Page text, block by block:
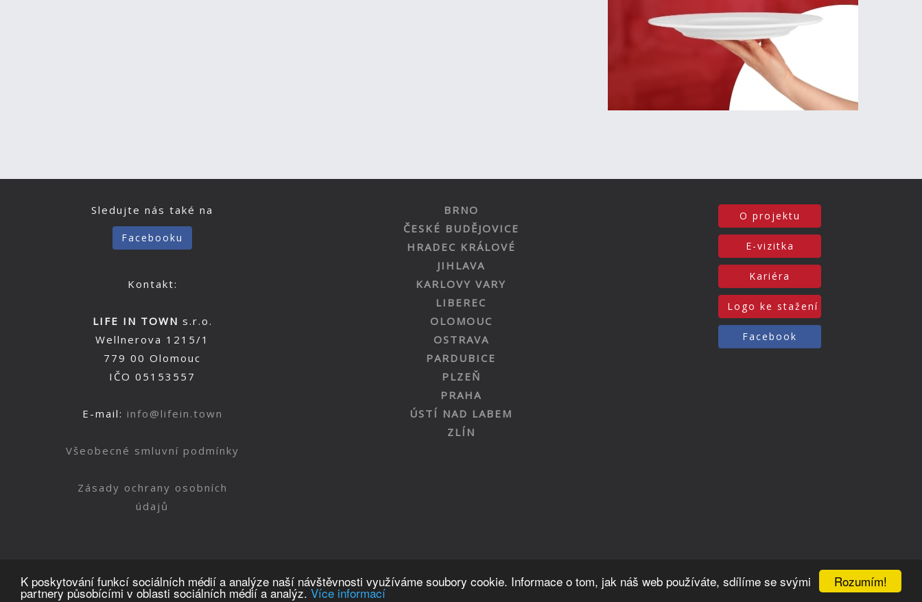
Rozumím!
K poskytování funkcí sociálních médií a analýze naší návštěvnosti využíváme soubory cookie. Informace o tom, jak náš web používáte, sdílíme se svými
partnery působícími v oblasti sociálních médií a analýz. Více informací
Sledujte nás také na
Facebooku
Kontakt:
LIFE IN TOWN s.r.o.
Wellnerova 1215/1
779 00 Olomouc
IČO 05153557
E-mail: info@lifein.town
Všeobecné smluvní podmínky
Zásady ochrany osobních
údajů
BRNO
ČESKÉ BUDĚJOVICE
HRADEC KRÁLOVÉ
JIHLAVA
KARLOVY VARY
LIBEREC
OLOMOUC
OSTRAVA
PARDUBICE
PLZEŇ
PRAHA
ÚSTÍ NAD LABEM
ZLÍN
O projektu
E-vizitka
Kariéra
Logo ke stažení
Facebook
Nahoru